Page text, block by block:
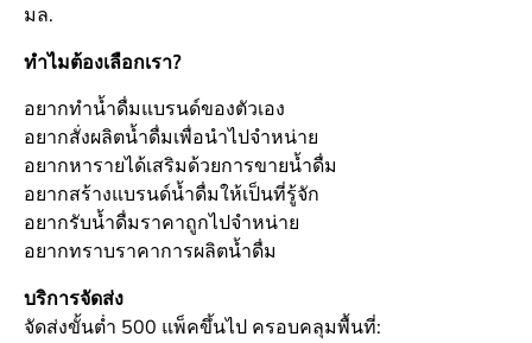
มล.
ทำไมต้องเลือกเรา?
อยากทำน้ำดื่มแบรนด์ของตัวเอง
อยากสั่งผลิตน้ำดื่มเพื่อนำไปจำหน่าย
อยากหารายได้เสริมด้วยการขายน้ำดื่ม
อยากสร้างแบรนด์น้ำดื่มให้เป็นที่รู้จัก
อยากรับน้ำดื่มราคาถูกไปจำหน่าย
อยากทราบราคาการผลิตน้ำดื่ม
บริการจัดส่ง
จัดส่งขั้นต่ำ 500 แพ็คขึ้นไป ครอบคลุมพื้นที่: